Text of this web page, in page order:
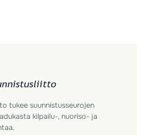
tukee suunnistusseurojen
kilpailu-, nuoriso- ja